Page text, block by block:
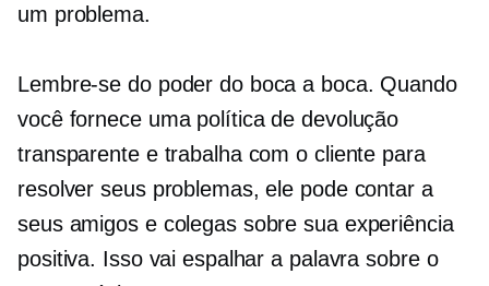
um problema.
Lembre-se do poder do boca a boca. Quando
você fornece uma política de devolução
transparente e trabalha com o cliente para
resolver seus problemas, ele pode contar a
seus amigos e colegas sobre sua experiência
positiva. Isso vai espalhar a palavra sobre o